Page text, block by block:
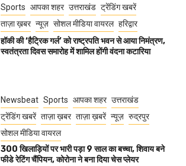
Sports आपका शहर उत्तराखंड ट्रेंडिंग खबरें
ताज़ा ख़बर न्यूज़ सोशल मीडिया वायरल हरिद्वार
हॉकी की ‘हैट्रिक गर्ल’ को राष्ट्रपति भवन से आया निमंत्रण,
स्वतंत्रता दिवस समारोह में शामिल होंगी वंदना कटारिया
Newsbeat Sports आपका शहर उत्तराखंड
ट्रेंडिंग खबरें ताज़ा ख़बर ताज़ा ख़बरें न्यूज़ रुद्रपुर
सोशल मीडिया वायरल
300 खिलाड़ियों पर भारी पड़ा 9 साल का बच्चा, शिवाय बने
फीडे रेटिंग चैंपियन, कोरोना ने बना दिया चेस प्लेयर